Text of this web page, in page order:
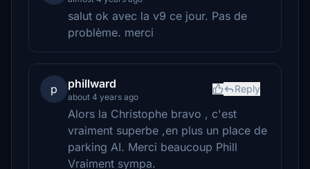
salut ok avec la v9 ce jour. Pas de
problème. merci
p phillward
about 4 years ago
Reply
Alors la Christophe bravo , c'est
vraiment superbe ,en plus un place de
parking AI. Merci beaucoup Phill
Vraiment sympa.